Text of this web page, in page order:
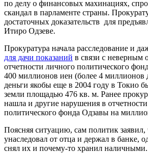
по делу о финансовых махинациях,
скандал в парламенте страны.
достаточных доказательств для
Итиро Одзеве.
Прокуратура начала расследование и
для дачи показаний в связи с неверным
отчетности личного политического
400 миллионов иен (более 4 миллионов
деньги якобы еще в 2004 году в Токио
земли площадью 476 кв. м. Ранее
нашла и другие нарушения в
политического фонда Одзавы на
Поясняя ситуацию, сам политик заявил,
унаследовал от отца и держал в банке,
снял их и почему-то хранил наличными.